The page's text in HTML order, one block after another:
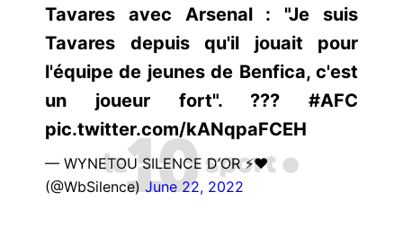
Tavares avec Arsenal : "Je suis
Tavares depuis qu'il jouait pour
l'équipe de jeunes de Benfica, c'est
un joueur fort". ??? #AFC
pic.twitter.com/kANqpaFCEH
— WYNETOU SILENCE D’OR ⚡️❤️
(@WbSilence) June 22, 2022